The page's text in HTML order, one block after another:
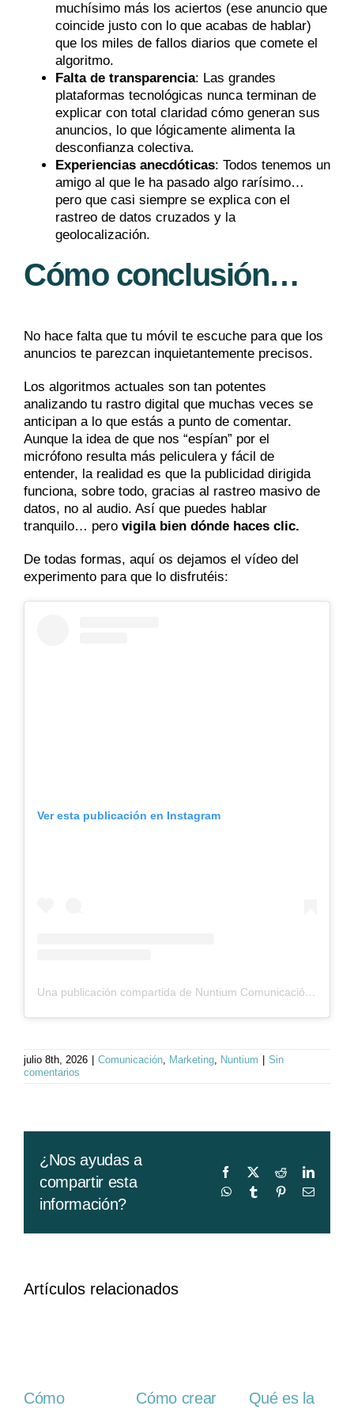
muchísimo más los aciertos (ese anuncio que
coincide justo con lo que acabas de hablar)
que los miles de fallos diarios que comete el
algoritmo.
Falta de transparencia: Las grandes
plataformas tecnológicas nunca terminan de
explicar con total claridad cómo generan sus
anuncios, lo que lógicamente alimenta la
desconfianza colectiva.
Experiencias anecdóticas: Todos tenemos un
amigo al que le ha pasado algo rarísimo…
pero que casi siempre se explica con el
rastreo de datos cruzados y la
geolocalización.
Cómo conclusión…
No hace falta que tu móvil te escuche para que los
anuncios te parezcan inquietantemente precisos.
Los algoritmos actuales son tan potentes
analizando tu rastro digital que muchas veces se
anticipan a lo que estás a punto de comentar.
Aunque la idea de que nos “espían” por el
micrófono resulta más peliculera y fácil de
entender, la realidad es que la publicidad dirigida
funciona, sobre todo, gracias al rastreo masivo de
datos, no al audio. Así que puedes hablar
tranquilo… pero vigila bien dónde haces clic.
De todas formas, aquí os dejamos el vídeo del
experimento para que lo disfrutéis:
Ver esta publicación en Instagram
Una publicación compartida de Nuntium Comunicación (@nuntiumcomunicacion)
julio 8th, 2026 | Comunicación Marketing Nuntium | Sin
comentarios
¿Nos ayudas a
compartir esta
información?
Facebook Reddit
WhatsApp
Tumblr PinterestCorreo
Artículos relacionados
Cómo
Cómo crear
Qué es la